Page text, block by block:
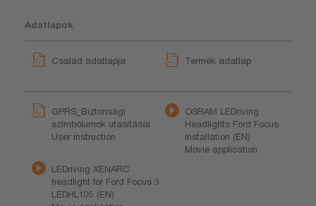
Adatlapok
Család adatlapja Termék adatlap
GPRS_Biztonsági
szimbólumok utasításai
User instruction
OSRAM LEDriving
Headlights Ford Focus
Installation (EN)
Movie application
LEDriving XENARC
headlight for Ford Focus 3
LEDHL105 (EN)